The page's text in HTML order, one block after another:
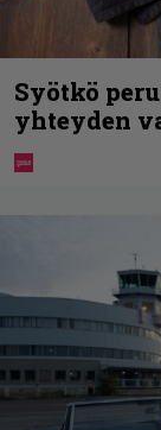
Syötkö
yhteyden